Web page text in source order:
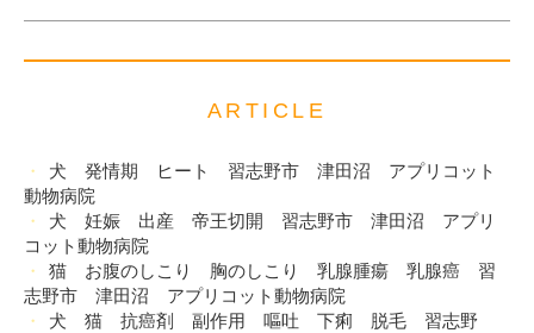
ARTICLE
犬 発情期 ヒート 習志野市 津田沼 アプリコット
動物病院
犬 妊娠 出産 帝王切開 習志野市 津田沼 アプリ
コット動物病院
猫 お腹のしこり 胸のしこり 乳腺腫瘍 乳腺癌 習
志野市 津田沼 アプリコット動物病院
犬 猫 抗癌剤 副作用 嘔吐 下痢 脱毛 習志野